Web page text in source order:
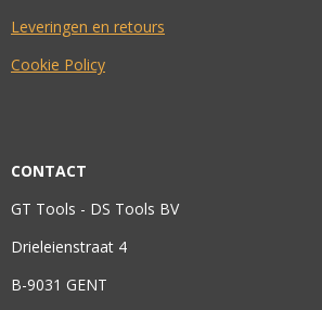
Leveringen en retours
Cookie Policy
CONTACT
GT Tools - DS Tools BV
Drieleienstraat 4
B-9031 GENT